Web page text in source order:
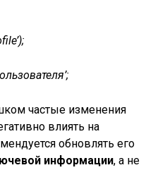
частые изменения
влиять на
обновлять его
информации, а не